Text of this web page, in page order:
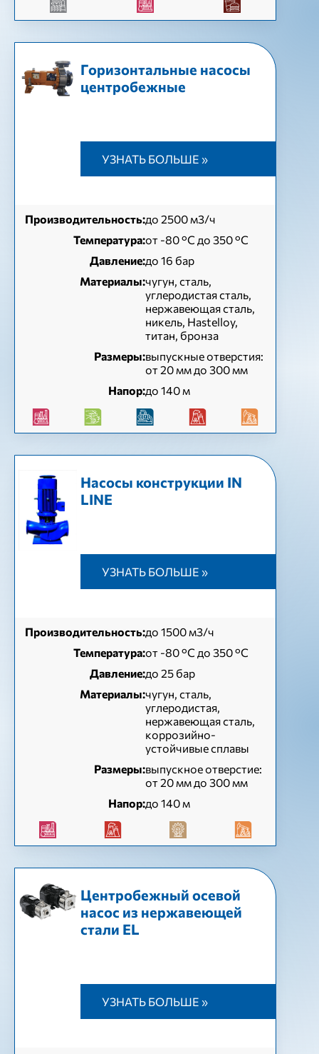
Горизонтальные насосы
центробежные
УЗНАТЬ БОЛЬШЕ »
Производительность:до 2500 м3/ч
Температура:от -80 °C до 350 °C
Давление:до 16 бар
Материалы:чугун, сталь,
углеродистая сталь,
нержавеющая сталь,
никель, Hastelloy,
титан, бронза
Размеры:выпускные отверстия:
от 20 мм до 300 мм
Напор:до 140 м
Насосы конструкции IN
LINE
УЗНАТЬ БОЛЬШЕ »
Производительность:до 1500 м3/ч
Температура:от -80 °C до 350 °C
Давление:до 25 бар
Материалы:чугун, сталь,
углеродистая,
нержавеющая сталь,
коррозийно-
устойчивые сплавы
Размеры:выпускное отверстие:
от 20 мм до 300 мм
Напор:до 140 м
Центробежный осевой
насос из нержавеющей
стали EL
УЗНАТЬ БОЛЬШЕ »